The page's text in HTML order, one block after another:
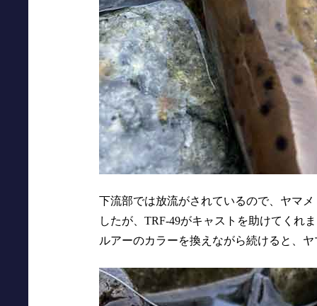
下流部では放流がされているので、ヤマ
したが、TRF-49がキャストを助けてくれ
ルアーのカラーを換えながら続けると、